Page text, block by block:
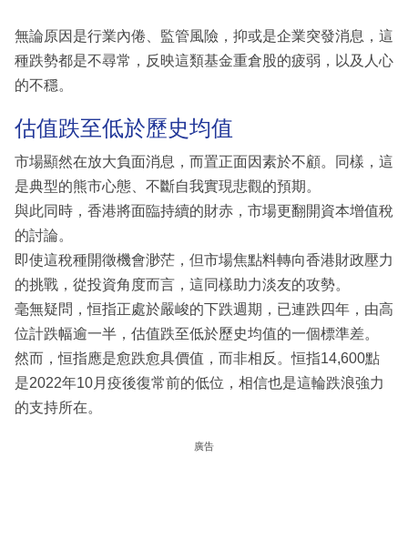
無論原因是行業內倦、監管風險，抑或是企業突發消息，這
種跌勢都是不尋常，反映這類基金重倉股的疲弱，以及人心
的不穩。
估值跌至低於歷史均值
市場顯然在放大負面消息，而置正面因素於不顧。同樣，這
是典型的熊市心態、不斷自我實現悲觀的預期。
與此同時，香港將面臨持續的財赤，市場更翻開資本增值稅
的討論。
即使這稅種開徵機會渺茫，但市場焦點料轉向香港財政壓力
的挑戰，從投資角度而言，這同樣助力淡友的攻勢。
毫無疑問，恒指正處於嚴峻的下跌週期，已連跌四年，由高
位計跌幅逾一半，估值跌至低於歷史均值的一個標準差。
然而，恒指應是愈跌愈具價值，而非相反。恒指14,600點
是2022年10月疫後復常前的低位，相信也是這輪跌浪強力
的支持所在。
廣告